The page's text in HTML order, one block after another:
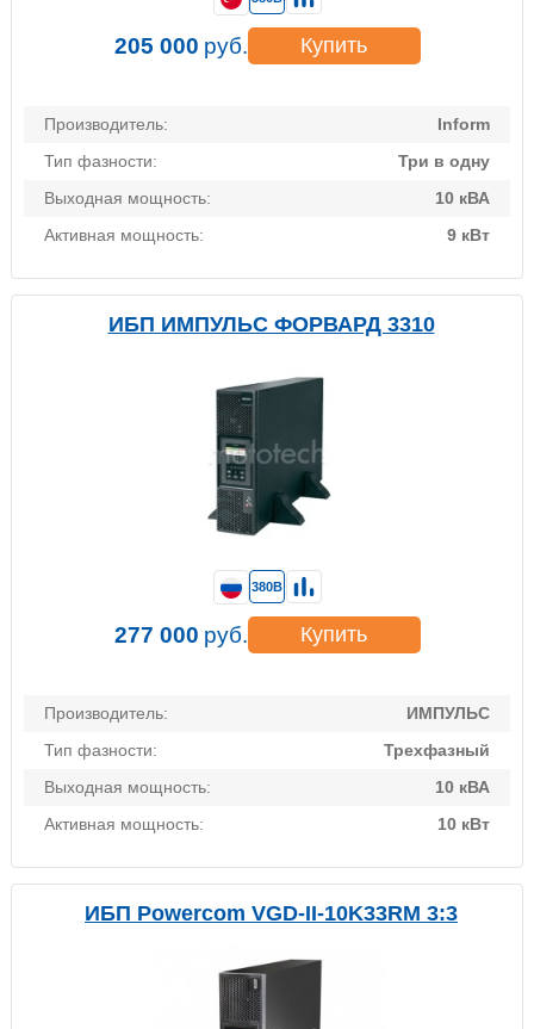
Производитель:
Inform
Тип фазности:
Три в одну
Выходная мощность:
10 кВА
Активная мощность:
9 кВт
205 000 руб. Купить
ИБП ИМПУЛЬС ФОРВАРД 3310
Производитель:
ИМПУЛЬС
Тип фазности:
Трехфазный
Выходная мощность:
10 кВА
Активная мощность:
10 кВт
380В
277 000 руб. Купить
ИБП Powercom VGD-II-10K33RM 3:3